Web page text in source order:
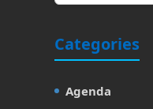
Categories
Agenda